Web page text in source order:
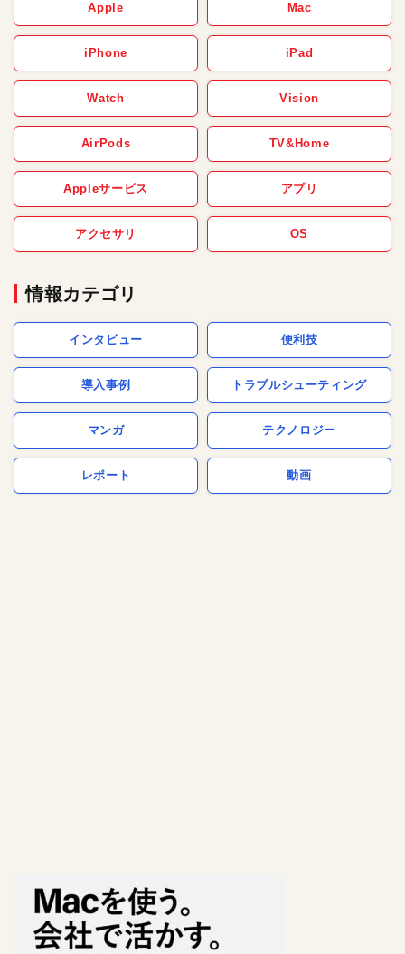
Apple Mac
iPhone iPad
Watch Vision
AirPods TV&Home
Appleサービス アプリ
アクセサリ OS
情報カテゴリ
インタビュー 便利技
導入事例 トラブルシューティング
マンガ テクノロジー
レポート 動画